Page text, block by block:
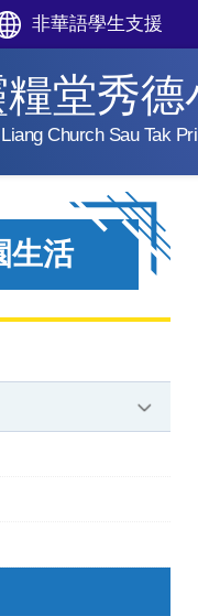
非華語學生支援
糧堂秀德
Church Sau Tak
生活